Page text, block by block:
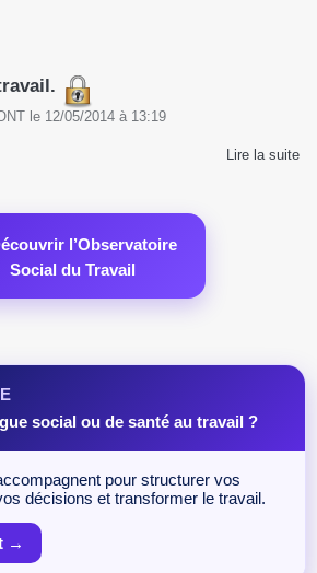
le 12/05/2014 à 13:19
Lire la suite
l’Observatoire
Social du Travail
social ou de santé au travail ?
pour structurer vos
décisions et transformer le travail.
→